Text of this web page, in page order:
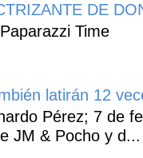
DE
Time
latirán 12
Pérez; 7 de
JM & Pocho y d...